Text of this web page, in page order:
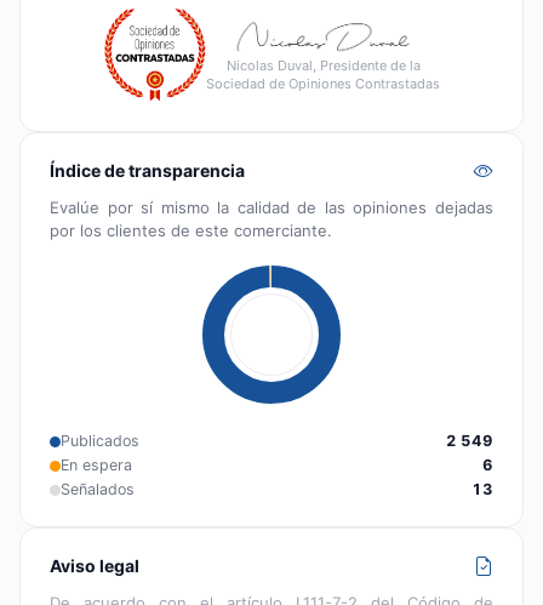
Nicolas Duval, Presidente de la
Sociedad de Opiniones Contrastadas
Índice de transparencia
Evalúe por sí mismo la calidad de las opiniones dejadas
por los clientes de este comerciante.
Publicados
2 549
En espera
6
Señalados
13
Aviso legal